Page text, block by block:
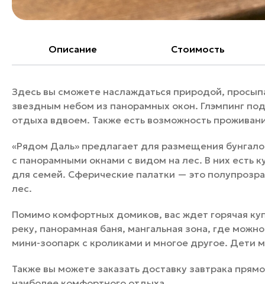
Описание Cтоимость
Здесь вы сможете наслаждаться природой,
звездным небом из панорамных окон. Глэмпинг
отдыха вдвоем. Также есть возможность
«Рядом Даль» предлагает для размещения
с панорамными окнами с видом на лес. В них есть
для семей. Сферические палатки — это
лес.
Помимо комфортных домиков, вас ждет горячая
реку, панорамная баня, мангальная зона, где
мини-зоопарк с кроликами и многое другое. Дети
Также вы можете заказать доставку завтрака